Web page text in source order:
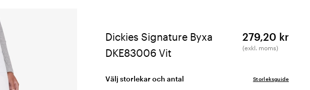
Dickies Signature Byxa
DKE83006 Vit
279,20 kr
(exkl. moms)
Välj storlekar och antal Storleksguide